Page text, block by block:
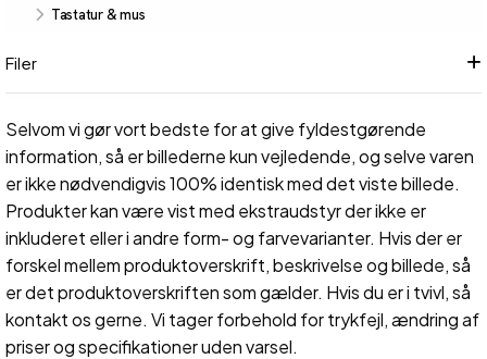
Tastatur & mus
Filer
Selvom vi gør vort bedste for at give fyldestgørende
information, så er billederne kun vejledende, og selve varen
er ikke nødvendigvis 100% identisk med det viste billede.
Produkter kan være vist med ekstraudstyr der ikke er
inkluderet eller i andre form- og farvevarianter. Hvis der er
forskel mellem produktoverskrift, beskrivelse og billede, så
er det produktoverskriften som gælder. Hvis du er i tvivl, så
kontakt os gerne. Vi tager forbehold for trykfejl, ændring af
priser og specifikationer uden varsel.